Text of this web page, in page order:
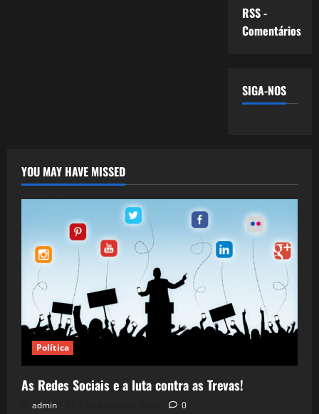
RSS -
Comentários
SIGA-NOS
YOU MAY HAVE MISSED
Política
As Redes Sociais e a luta contra as Trevas!
admin 0